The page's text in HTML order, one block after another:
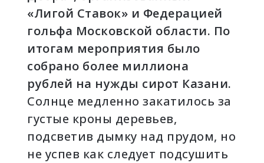
«Лигой Ставок» и Федерацией
гольфа Московской области. По
итогам мероприятия было
собрано более миллиона
рублей на нужды сирот Казани.
Солнце медленно закатилось за
густые кроны деревьев,
подсветив дымку над прудом, но
не успев как следует подсушить